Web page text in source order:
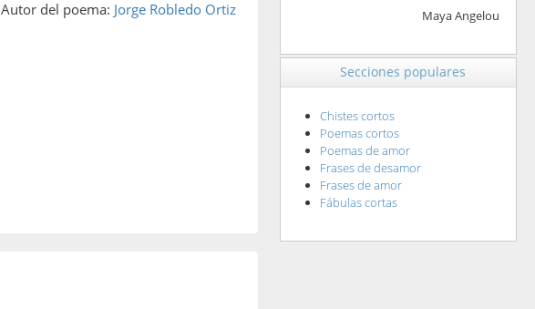
Autor del poema: Jorge Robledo Ortiz
Maya Angelou
Secciones populares
Chistes cortos
Poemas cortos
Poemas de amor
Frases de desamor
Frases de amor
Fábulas cortas